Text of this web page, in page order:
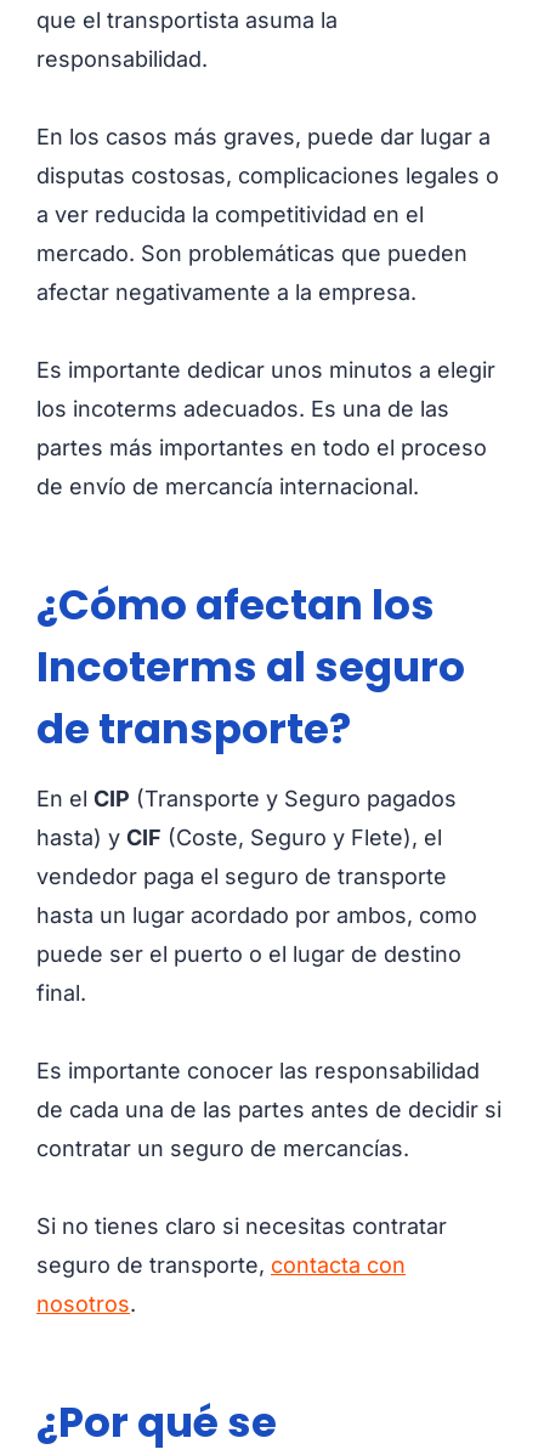
que el transportista asuma la
responsabilidad.
En los casos más graves, puede dar lugar a
disputas costosas, complicaciones legales o
a ver reducida la competitividad en el
mercado. Son problemáticas que pueden
afectar negativamente a la empresa.
Es importante dedicar unos minutos a elegir
los incoterms adecuados. Es una de las
partes más importantes en todo el proceso
de envío de mercancía internacional.
¿Cómo afectan los
Incoterms al seguro
de transporte?
En el CIP (Transporte y Seguro pagados
hasta) y CIF (Coste, Seguro y Flete), el
vendedor paga el seguro de transporte
hasta un lugar acordado por ambos, como
puede ser el puerto o el lugar de destino
final.
Es importante conocer las responsabilidad
de cada una de las partes antes de decidir si
contratar un seguro de mercancías.
Si no tienes claro si necesitas contratar
seguro de transporte, contacta con
nosotros.
¿Por qué se